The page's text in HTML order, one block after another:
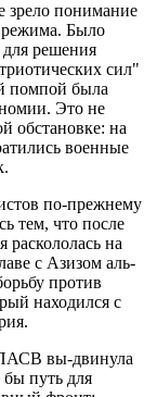
зрело понимание
режима. Было
решения
сил"
помпой была
Это не
обстановке: на
военные
по-прежнему
тем, что после
раскололась на
с Азизом аль-
против
находился с
вы-двинула
путь для